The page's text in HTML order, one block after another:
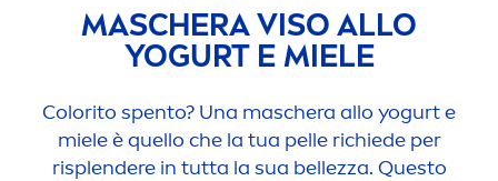
MASCHERA VISO ALLO
YOGURT E MIELE
Colorito spento? Una maschera allo yogurt e
miele è quello che la tua pelle richiede per
risplendere in tutta la sua bellezza. Questo